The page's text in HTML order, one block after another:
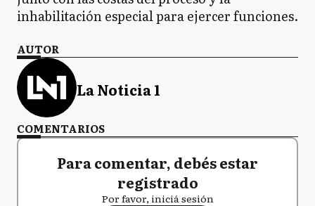
inhabilitación especial para ejercer funciones.
AUTOR
La Noticia 1
COMENTARIOS
Para comentar, debés estar
registrado
Por favor, iniciá sesión